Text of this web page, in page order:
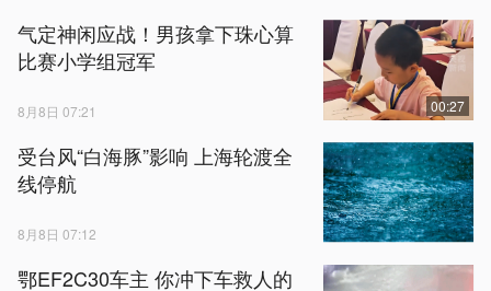
气定神闲应战！男孩拿下珠心算
比赛小学组冠军
8月8日 07:21 00:27
受台风“白海豚”影响 上海轮渡全
线停航
8月8日 07:12
鄂EF2C30车主 你冲下车救人的